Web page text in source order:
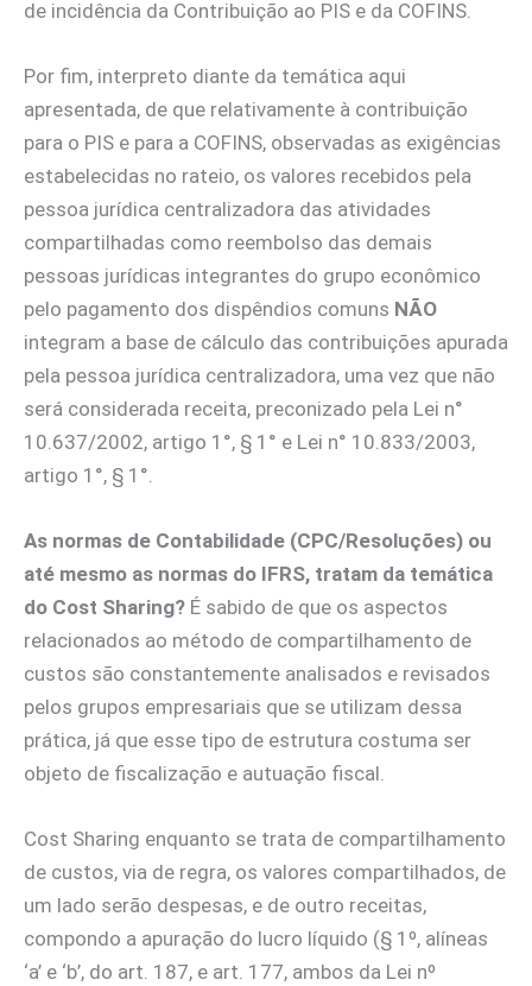
de incidência da Contribuição ao PIS e da COFINS.
Por fim, interpreto diante da temática aqui
apresentada, de que relativamente à contribuição
para o PIS e para a COFINS, observadas as exigências
estabelecidas no rateio, os valores recebidos pela
pessoa jurídica centralizadora das atividades
compartilhadas como reembolso das demais
pessoas jurídicas integrantes do grupo econômico
pelo pagamento dos dispêndios comuns NÃO
integram a base de cálculo das contribuições apurada
pela pessoa jurídica centralizadora, uma vez que não
será considerada receita, preconizado pela Lei n°
10.637/2002, artigo 1°, § 1° e Lei n° 10.833/2003,
artigo 1°, § 1°.
As normas de Contabilidade (CPC/Resoluções) ou
até mesmo as normas do IFRS, tratam da temática
do Cost Sharing? É sabido de que os aspectos
relacionados ao método de compartilhamento de
custos são constantemente analisados e revisados
pelos grupos empresariais que se utilizam dessa
prática, já que esse tipo de estrutura costuma ser
objeto de fiscalização e autuação fiscal.
Cost Sharing enquanto se trata de compartilhamento
de custos, via de regra, os valores compartilhados, de
um lado serão despesas, e de outro receitas,
compondo a apuração do lucro líquido (§ 1º, alíneas
‘a’ e ‘b’, do art. 187, e art. 177, ambos da Lei nº